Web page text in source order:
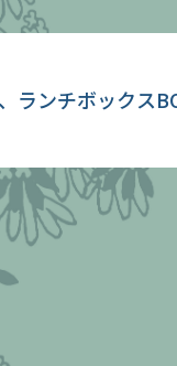
ランチボックス